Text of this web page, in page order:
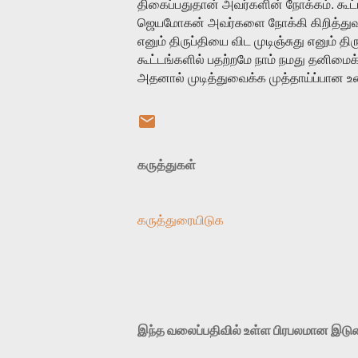
திகைப்பதுதான் அவர்களின் நோக்கம்
ஜெயமோகன் அவர்களை நோக்கி
எனும் திருப்தியை விட முடிஞ்சுது எனும்
கூட்டங்களில் பதற்றமே நாம் நமது
அதனால் முடித்துவைக்க முத்தாய்ப்பான
கருத்துகள்
கருத்துரையிடுக
இந்த வலைப்பதிவில் உள்ள பிரபலமான